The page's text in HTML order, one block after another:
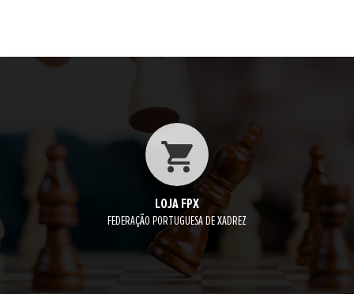
LOJA FPX
FEDERAÇÃO PORTUGUESA DE XADREZ